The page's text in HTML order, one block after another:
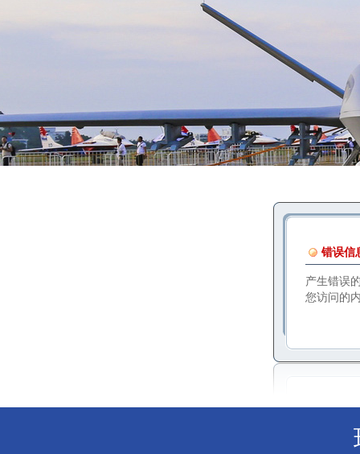
[err:数据源标签'pe-取得节点名称'模板转换
错误信
产生错误
您访问的